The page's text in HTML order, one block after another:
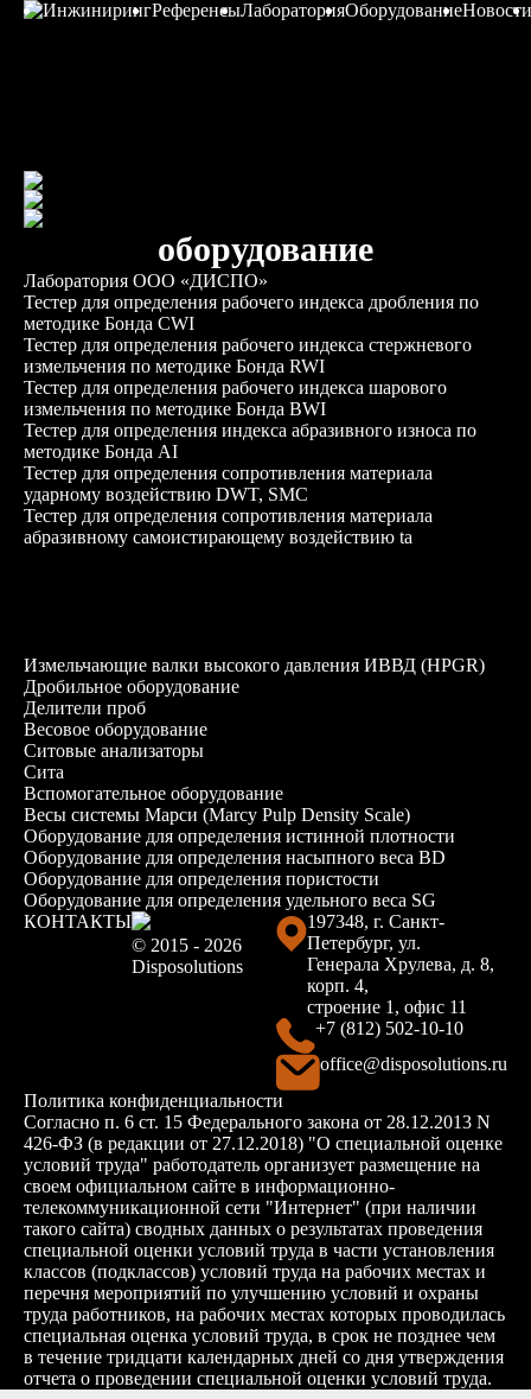
ИнжинирингРеференсыЛабораторияОборудованиеНовости
оборудование
Лаборатория ООО «ДИСПО»
Тестер для определения рабочего индекса дробления по
методике Бонда CWI
Тестер для определения рабочего индекса стержневого
измельчения по методике Бонда RWI
Тестер для определения рабочего индекса шарового
измельчения по методике Бонда BWI
Тестер для определения индекса абразивного износа по
методике Бонда AI
Тестер для определения сопротивления материала
ударному воздействию DWT, SMC
Тестер для определения сопротивления материала
абразивному самоистирающему воздействию ta
Измельчающие валки высокого давления ИВВД (HPGR)
Дробильное оборудование
Делители проб
Весовое оборудование
Ситовые анализаторы
Сита
Вспомогательное оборудование
Весы системы Марси (Marcy Pulp Density Scale)
Оборудование для определения истинной плотности
Оборудование для определения насыпного веса BD
Оборудование для определения пористости
Оборудование для определения удельного веса SG
КОНТАКТЫ
© 2015 - 2026
Disposolutions
197348, г. Санкт-
Петербург, ул.
Генерала Хрулева, д. 8,
корп. 4,
строение 1, офис 11
+7 (812) 502-10-10
office@disposolutions.ru
Политика конфиденциальности
Согласно п. 6 ст. 15 Федерального закона от 28.12.2013 N
426-ФЗ (в редакции от 27.12.2018) "О специальной оценке
условий труда" работодатель организует размещение на
своем официальном сайте в информационно-
телекоммуникационной сети "Интернет" (при наличии
такого сайта) сводных данных о результатах проведения
специальной оценки условий труда в части установления
классов (подклассов) условий труда на рабочих местах и
перечня мероприятий по улучшению условий и охраны
труда работников, на рабочих местах которых проводилась
специальная оценка условий труда, в срок не позднее чем
в течение тридцати календарных дней со дня утверждения
отчета о проведении специальной оценки условий труда.